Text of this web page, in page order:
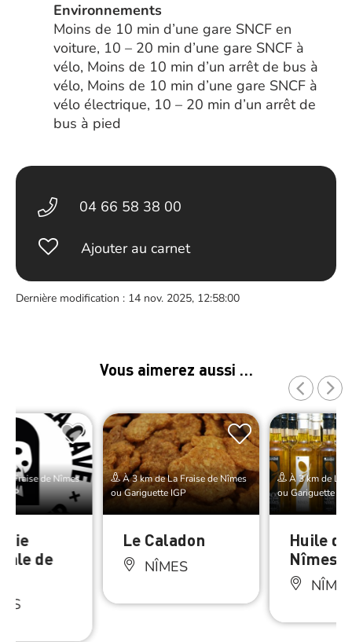
Environnements
Moins de 10 min d’une gare SNCF en
voiture, 10 – 20 min d’une gare SNCF à
vélo, Moins de 10 min d’un arrêt de bus à
vélo, Moins de 10 min d’une gare SNCF à
vélo électrique, 10 – 20 min d’un arrêt de
bus à pied
04 66 58 38 00
Ajouter au carnet
Dernière modification : 14 nov. 2025, 12:58:00
Vous aimerez aussi …
Fraise de Nîmes
IGP
de
À 3 km de La Fraise de Nîmes
ou Gariguette IGP
Le Caladon
NÎMES
À 3 km de La
ou Gariguette IGP
Huile
Nîmes